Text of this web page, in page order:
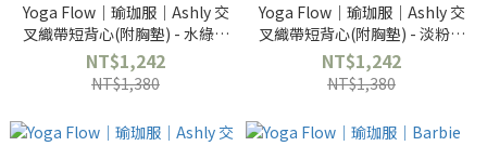
Yoga Flow｜瑜珈服｜Ashly 交
叉織帶短背心(附胸墊) - 水綠色
Limpet Shell
NT$1,242
NT$1,380
Yoga Flow｜瑜珈服｜Ashly 交
叉織帶短背心(附胸墊) - 淡粉色
Rose Quartz
NT$1,242
NT$1,380